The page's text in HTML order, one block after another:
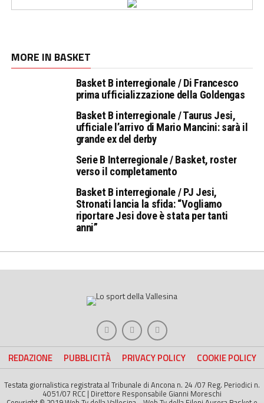
MORE IN BASKET
Basket B interregionale / Di Francesco
prima ufficializzazione della Goldengas
Basket B interregionale / Taurus Jesi,
ufficiale l’arrivo di Mario Mancini: sarà il
grande ex del derby
Serie B Interregionale / Basket, roster
verso il completamento
Basket B interregionale / PJ Jesi,
Stronati lancia la sfida: “Vogliamo
riportare Jesi dove è stata per tanti
anni”
REDAZIONE PUBBLICITÀ PRIVACY POLICY COOKIE POLICY
Testata giornalistica registrata al Tribunale di Ancona n. 24 /07 Reg. Periodici n.
4051/07 RCC | Direttore Responsabile Gianni Moreschi